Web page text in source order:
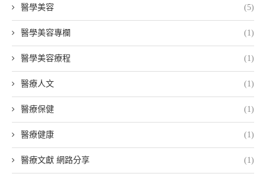
醫學美容 (5)
醫學美容專欄 (1)
醫學美容療程 (1)
醫療人文 (1)
醫療保健 (1)
醫療健康 (1)
醫療文獻 網路分享 (1)